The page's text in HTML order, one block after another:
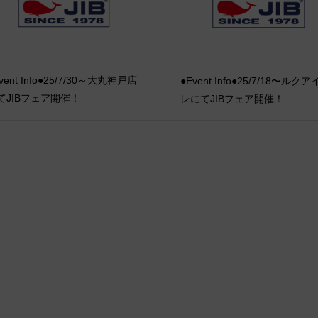
Info●25/7/30～大丸神戸店
JIBフェア開催！
●Event Info●25/7/18〜ルクア
レにてJIBフェア開催！